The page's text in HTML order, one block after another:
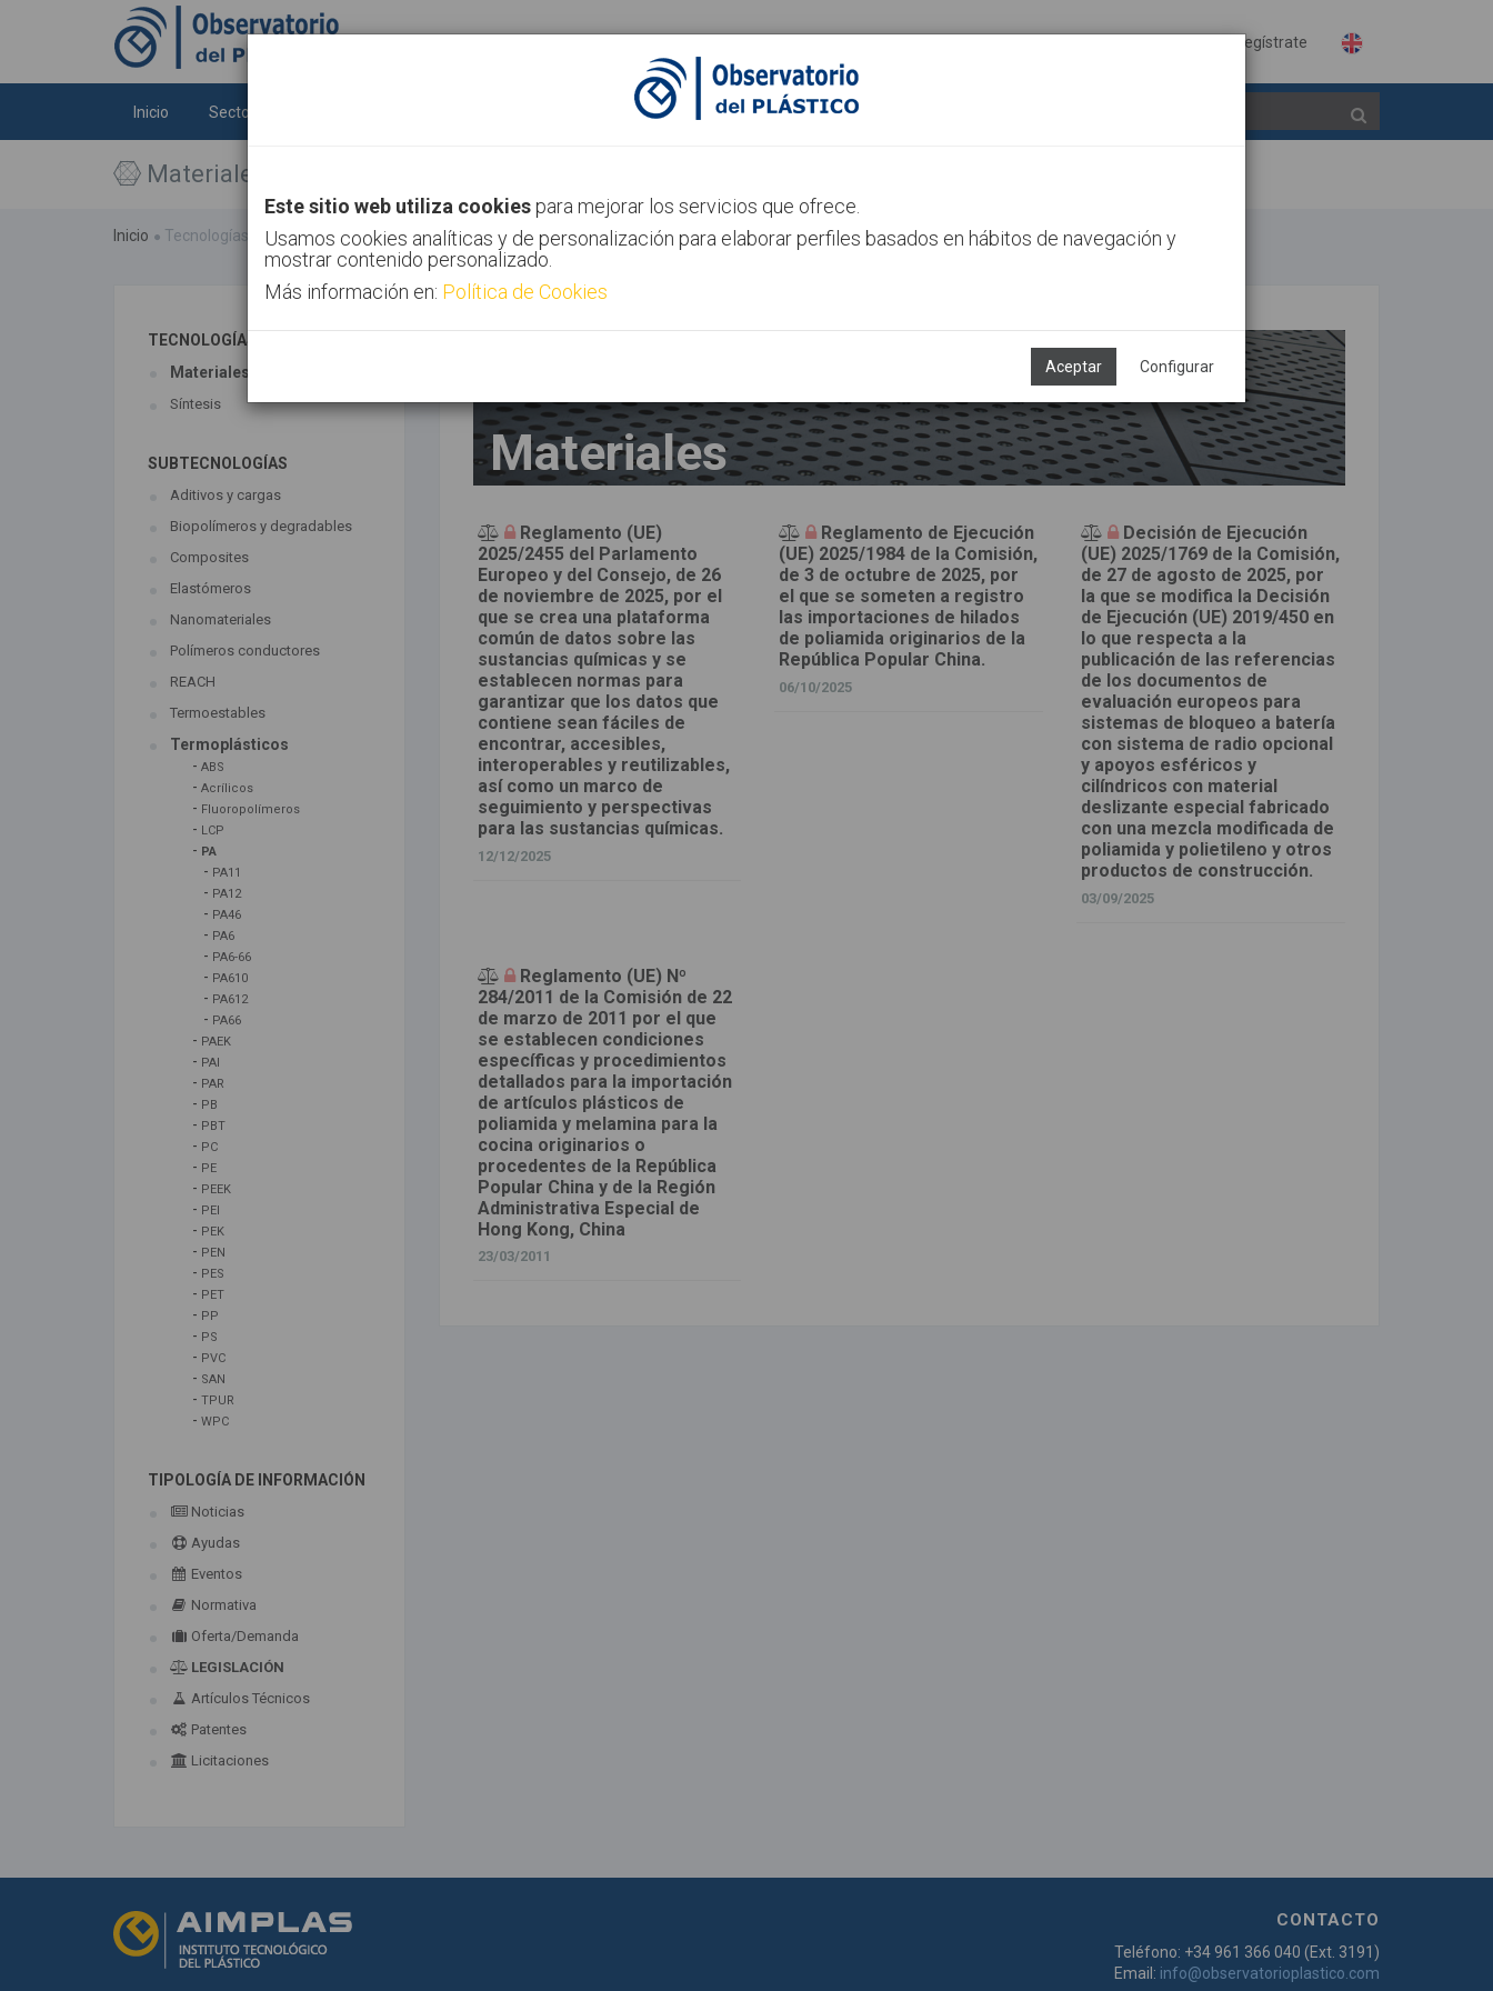
Regístrate
Inicio Sectores Canal AIMPLAS Contacto
Materiales
Inicio Tecnologías Materiales
Este sitio web utiliza cookies para mejorar los servicios que ofrece.
Usamos cookies analíticas y de personalización para elaborar perfiles basados en hábitos de navegación y
mostrar contenido personalizado.
Más información en: Política de Cookies
Aceptar Configurar
TECNOLOGÍAS ASOCIADAS
Materiales
Síntesis
SUBTECNOLOGÍAS
Aditivos y cargas
Biopolímeros y degradables
Composites
Elastómeros
Nanomateriales
Polímeros conductores
REACH
Termoestables
Termoplásticos
- ABS
- Acrílicos
- Fluoropolímeros
- LCP
- PA
- PA11
- PA12
- PA46
- PA6
- PA6-66
- PA610
- PA612
- PA66
- PAEK
- PAI
- PAR
- PB
- PBT
- PC
- PE
- PEEK
- PEI
- PEK
- PEN
- PES
- PET
- PP
- PS
- PVC
- SAN
- TPUR
- WPC
TIPOLOGÍA DE INFORMACIÓN
Noticias
Ayudas
Eventos
Normativa
Oferta/Demanda
LEGISLACIÓN
Artículos Técnicos
Patentes
Licitaciones
Materiales
Reglamento (UE)
2025/2455 del Parlamento
Europeo y del Consejo, de 26
de noviembre de 2025, por el
que se crea una plataforma
común de datos sobre las
sustancias químicas y se
establecen normas para
garantizar que los datos que
contiene sean fáciles de
encontrar, accesibles,
interoperables y reutilizables,
así como un marco de
seguimiento y perspectivas
para las sustancias químicas.
12/12/2025
Reglamento de Ejecución
(UE) 2025/1984 de la Comisión,
de 3 de octubre de 2025, por
el que se someten a registro
las importaciones de hilados
de poliamida originarios de la
República Popular China.
06/10/2025
Decisión de Ejecución
(UE) 2025/1769 de la Comisión,
de 27 de agosto de 2025, por
la que se modifica la Decisión
de Ejecución (UE) 2019/450 en
lo que respecta a la
publicación de las referencias
de los documentos de
evaluación europeos para
sistemas de bloqueo a batería
con sistema de radio opcional
y apoyos esféricos y
cilíndricos con material
deslizante especial fabricado
con una mezcla modificada de
poliamida y polietileno y otros
productos de construcción.
03/09/2025
Reglamento (UE) Nº
284/2011 de la Comisión de 22
de marzo de 2011 por el que
se establecen condiciones
específicas y procedimientos
detallados para la importación
de artículos plásticos de
poliamida y melamina para la
cocina originarios o
procedentes de la República
Popular China y de la Región
Administrativa Especial de
Hong Kong, China
23/03/2011
CONTACTO
Teléfono: +34 961 366 040 (Ext. 3191)
Email: info@observatorioplastico.com